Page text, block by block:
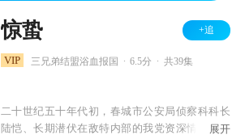
惊蛰 +追
VIP 三兄弟结盟浴血报国 6.5分 共39集
二十世纪五十年代初，春城市公安局侦察科科长
陆恺、长期潜伏在敌特内部的我党资深情报人员
展开